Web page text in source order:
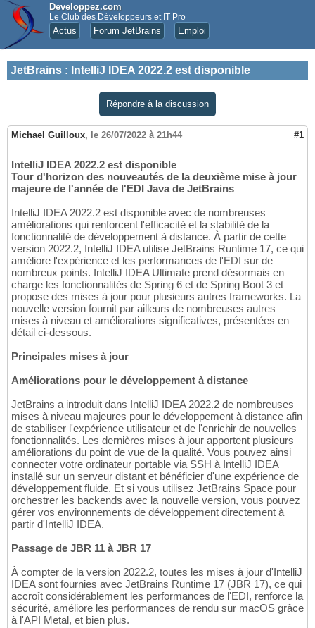
Developpez.com
Le Club des Développeurs et IT Pro
Actus Forum JetBrains Emploi
JetBrains : IntelliJ IDEA 2022.2 est disponible
Répondre à la discussion
Michael Guilloux, le 26/07/2022 à 21h44 #1
IntelliJ IDEA 2022.2 est disponible
Tour d'horizon des nouveautés de la deuxième mise à jour
majeure de l'année de l'EDI Java de JetBrains
IntelliJ IDEA 2022.2 est disponible avec de nombreuses
améliorations qui renforcent l'efficacité et la stabilité de la
fonctionnalité de développement à distance. À partir de cette
version 2022.2, IntelliJ IDEA utilise JetBrains Runtime 17, ce qui
améliore l'expérience et les performances de l'EDI sur de
nombreux points. IntelliJ IDEA Ultimate prend désormais en
charge les fonctionnalités de Spring 6 et de Spring Boot 3 et
propose des mises à jour pour plusieurs autres frameworks. La
nouvelle version fournit par ailleurs de nombreuses autres
mises à niveau et améliorations significatives, présentées en
détail ci-dessous.
Principales mises à jour
Améliorations pour le développement à distance
JetBrains a introduit dans IntelliJ IDEA 2022.2 de nombreuses
mises à niveau majeures pour le développement à distance afin
de stabiliser l'expérience utilisateur et de l'enrichir de nouvelles
fonctionnalités. Les dernières mises à jour apportent plusieurs
améliorations du point de vue de la qualité. Vous pouvez ainsi
connecter votre ordinateur portable via SSH à IntelliJ IDEA
installé sur un serveur distant et bénéficier d'une expérience de
développement fluide. Et si vous utilisez JetBrains Space pour
orchestrer les backends avec la nouvelle version, vous pouvez
gérer vos environnements de développement directement à
partir d'IntelliJ IDEA.
Passage de JBR 11 à JBR 17
À compter de la version 2022.2, toutes les mises à jour d'IntelliJ
IDEA sont fournies avec JetBrains Runtime 17 (JBR 17), ce qui
accroît considérablement les performances de l'EDI, renforce la
sécurité, améliore les performances de rendu sur macOS grâce
à l'API Metal, et bien plus.